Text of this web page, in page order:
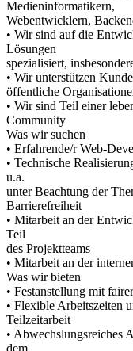
Medieninformatikern,
Webentwicklern,
• Wir sind auf die
Lösungen
spezialisiert,
• Wir unterstützen
öffentliche
• Wir sind Teil einer
Community
Was wir suchen
• Erfahrende/r Web-
• Technische
u.a.
unter Beachtung der
Barrierefreiheit
• Mitarbeit an der
Teil
des Projektteams
• Mitarbeit an der
Was wir bieten
• Festanstellung mit
• Flexible Arbeitszeiten
Teilzeitarbeit
• Abwechslungsreiches